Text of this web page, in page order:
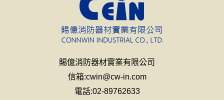
賜億消防器材實業有限公司
信箱:cwin@cw-in.com
電話:02-89762633